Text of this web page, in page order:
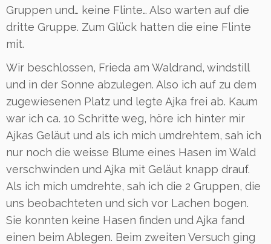
Gruppen und… keine Flinte… Also warten auf die
dritte Gruppe. Zum Glück hatten die eine Flinte
mit.
Wir beschlossen, Frieda am Waldrand, windstill
und in der Sonne abzulegen. Also ich auf zu dem
zugewiesenen Platz und legte Ajka frei ab. Kaum
war ich ca. 10 Schritte weg, höre ich hinter mir
Ajkas Geläut und als ich mich umdrehtem, sah ich
nur noch die weisse Blume eines Hasen im Wald
verschwinden und Ajka mit Geläut knapp drauf.
Als ich mich umdrehte, sah ich die 2 Gruppen, die
uns beobachteten und sich vor Lachen bogen.
Sie konnten keine Hasen finden und Ajka fand
einen beim Ablegen. Beim zweiten Versuch ging